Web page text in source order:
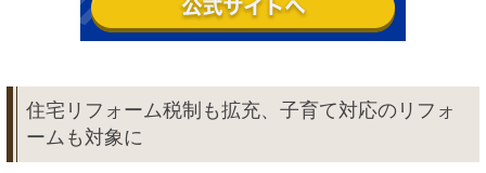
住宅リフォーム税制も拡充、子育て対応のリフォ
ームも対象に